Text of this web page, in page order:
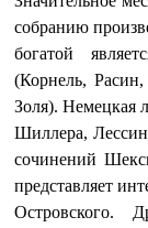
собранию
богатой
(Корнель,
Золя). Немецкая
Шиллера,
сочинений
представляет
Островского.